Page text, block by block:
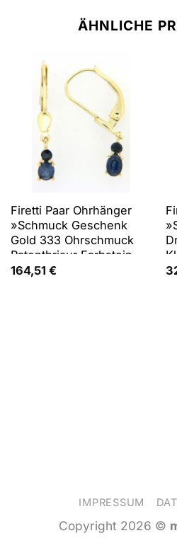
ÄHNLICHE
Firetti Paar Ohrhänger
»Schmuck Geschenk
Gold 333 Ohrschmuck
Patentbrisur Farbstein
Edelstein«, zu Kleid,
164,51 €
IMPRESSUM
Copyright 2026 ©